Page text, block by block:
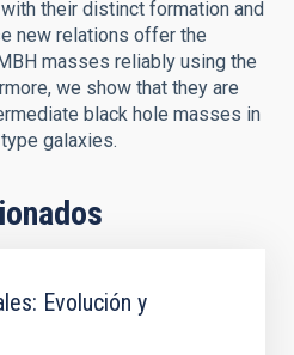
their distinct formation and
new relations offer the
masses reliably using the
we show that they are
black hole masses in
galaxies.
Evolución y